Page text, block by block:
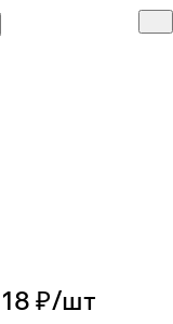
18 ₽/шт